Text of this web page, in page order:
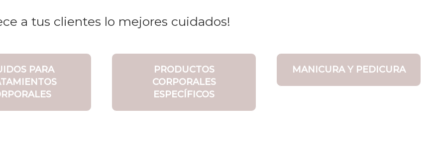
a tus clientes lo mejores cuidados!
PARA
PRODUCTOS
CORPORALES
ESPECÍFICOS
MANICURA Y PEDICURA